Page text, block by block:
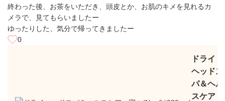
終わった後、お茶をいただき、頭皮とか、お肌のキメを見れるカ
メラで、見てもらいましたー
ゆったりした、気分で帰ってきましたー
0
ドライ
ヘッドス
パ＆ヘル
スケア